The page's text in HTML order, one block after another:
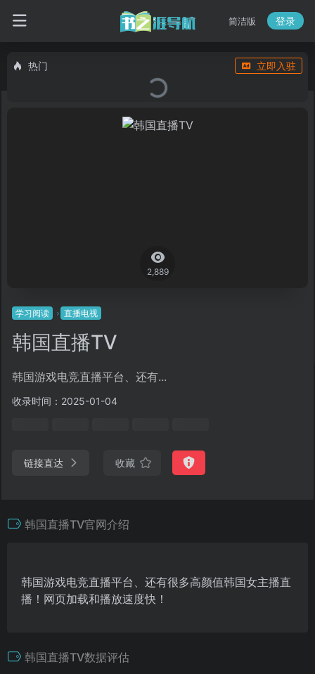
简洁版 登录
热门 立即入驻
2,889
学习阅读 直播电视
韩国直播TV
韩国游戏电竞直播平台、还有...
收录时间：2025-01-04
链接直达 收藏
韩国直播TV官网介绍
韩国游戏电竞直播平台、还有很多高颜值韩国女主播直
播！网页加载和播放速度快！
韩国直播TV数据评估